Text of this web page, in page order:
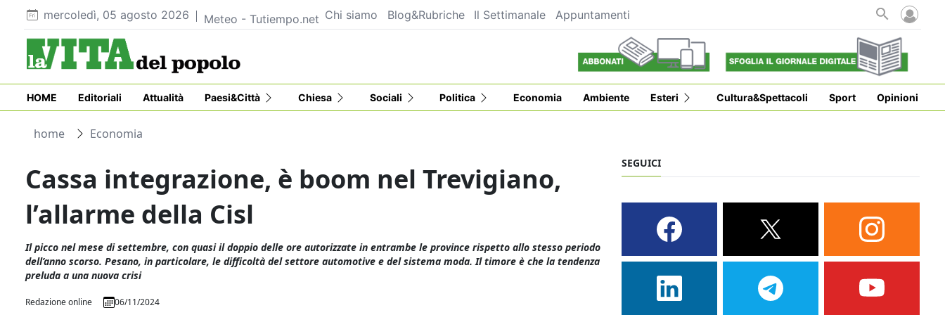
mercoledì, 05 agosto 2026 Meteo - Tutiempo.net Chi siamo Blog&Rubriche Il Settimanale Appuntamenti
HOME Editoriali Attualità Paesi&Città Chiesa Sociali Politica Economia Ambiente Esteri Cultura&Spettacoli Sport Opinioni
home Economia
Cassa integrazione, è boom nel Trevigiano,
l’allarme della Cisl
Il picco nel mese di settembre, con quasi il doppio delle ore autorizzate in entrambe le province rispetto allo stesso periodo
dell’anno scorso. Pesano, in particolare, le difficoltà del settore automotive e del sistema moda. Il timore è che la tendenza
preluda a una nuova crisi
Redazione online 06/11/2024
SEGUICI